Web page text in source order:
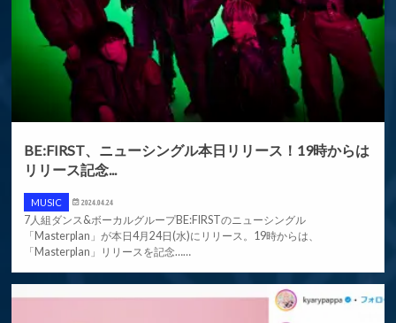
BE:FIRST、ニューシングル本日リリース！19時からは
リリース記念...
MUSIC 2024.04.24
7人組ダンス&ボーカルグループBE:FIRSTのニューシングル
「Masterplan」が本日4月24日(水)にリリース。19時からは、
「Masterplan」リリースを記念……